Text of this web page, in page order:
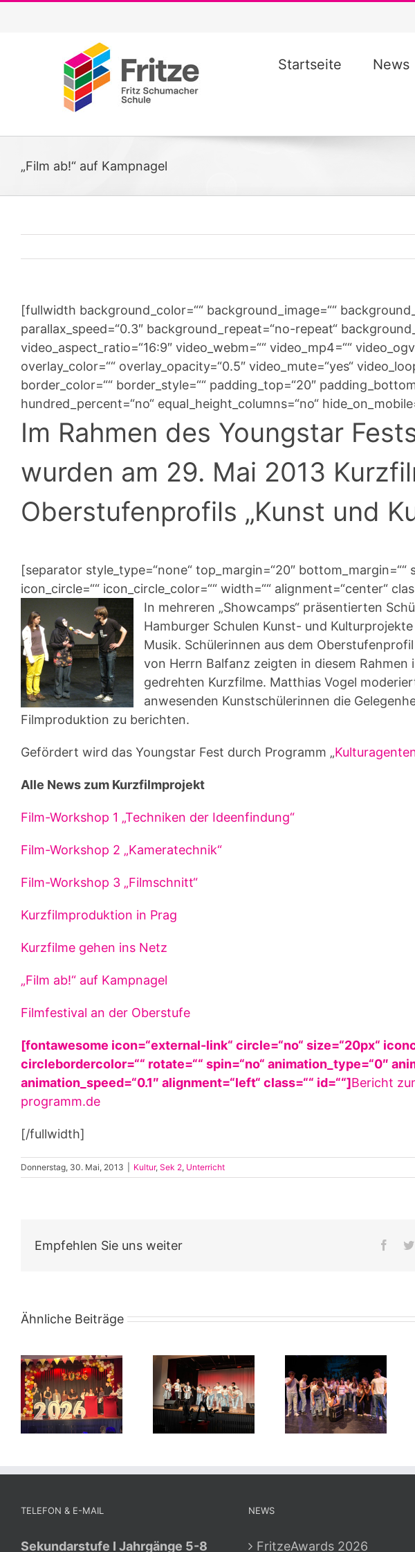
Startseite News
„Film ab!“ auf Kampnagel
[fullwidth background_color=““ background_image=““
parallax_speed=“0.3″ background_repeat=“no-repeat“
video_aspect_ratio=“16:9″ video_webm=““ video_mp4=““
overlay_color=““ overlay_opacity=“0.5″ video_mute=“yes“
border_color=““ border_style=““ padding_top=“20″
hundred_percent=“no“ equal_height_columns=“no“
Im Rahmen des Youngstar
wurden am 29. Mai 2013
Oberstufenprofils „Kunst und
[separator style_type=“none“ top_margin=“20″ bottom_margin=““
icon_circle=““ icon_circle_color=““ width=““ alignment=“center“
In mehreren „Showcamps“ präsentierten
Hamburger Schulen Kunst- und
Musik. Schülerinnen aus dem
von Herrn Balfanz zeigten in diesem Rahmen
gedrehten Kurzfilme. Matthias Vogel
anwesenden Kunstschülerinnen die
Filmproduktion zu berichten.
Gefördert wird das Youngstar Fest durch Programm „
Alle News zum Kurzfilmprojekt
Film-Workshop 1 „Techniken der Ideenfindung“
Film-Workshop 2 „Kameratechnik“
Film-Workshop 3 „Filmschnitt“
Kurzfilmproduktion in Prag
Kurzfilme gehen ins Netz
„Film ab!“ auf Kampnagel
Filmfestival an der Oberstufe
[fontawesome icon=“external-link“ circle=“no“ size=“20px“
circlebordercolor=““ rotate=““ spin=“no“ animation_type=“0″
animation_speed=“0.1″ alignment=“left“ class=““ id=““]Bericht
programm.de
[/fullwidth]
Donnerstag, 30. Mai, 2013 Kultur, Sek 2, Unterricht
Empfehlen Sie uns weiter
Ähnliche Beiträge
TELEFON & E-MAIL
Sekundarstufe I Jahrgänge 5-8
NEWS
FritzeAwards 2026